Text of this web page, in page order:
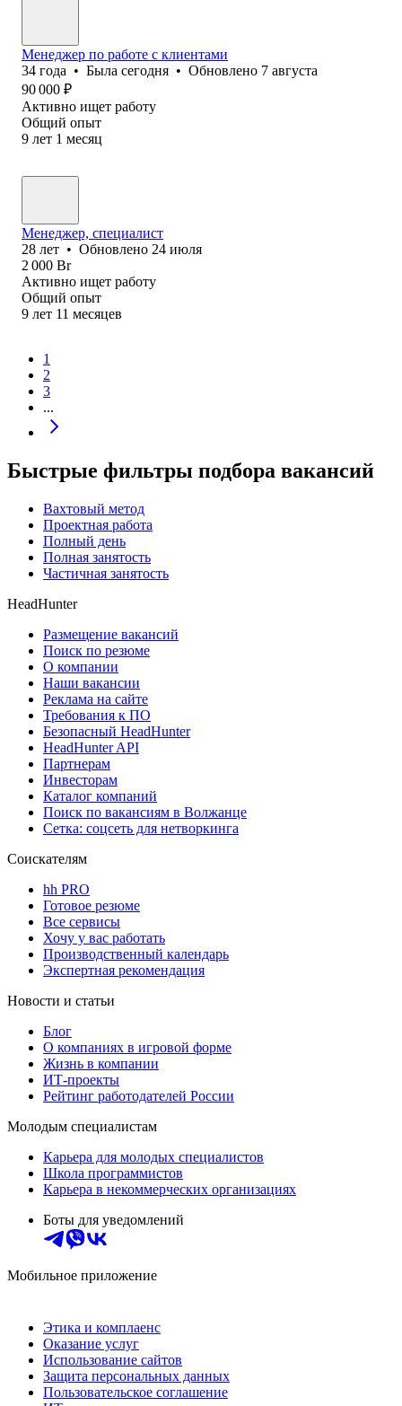
Менеджер по работе с клиентами
34 года • Была сегодня • Обновлено 7 августа
90 000 ₽
Активно ищет работу
Общий опыт
9 лет 1 месяц
Менеджер, специалист
28 лет • Обновлено 24 июля
2 000 Br
Активно ищет работу
Общий опыт
9 лет 11 месяцев
1
2
3
...
Быстрые фильтры подбора вакансий
Вахтовый метод
Проектная работа
Полный день
Полная занятость
Частичная занятость
HeadHunter
Размещение вакансий
Поиск по резюме
О компании
Наши вакансии
Реклама на сайте
Требования к ПО
Безопасный HeadHunter
HeadHunter API
Партнерам
Инвесторам
Каталог компаний
Поиск по вакансиям в Волжанце
Сетка: соцсеть для нетворкинга
Соискателям
hh PRO
Готовое резюме
Все сервисы
Хочу у вас работать
Производственный календарь
Экспертная рекомендация
Новости и статьи
Блог
О компаниях в игровой форме
Жизнь в компании
ИТ-проекты
Рейтинг работодателей России
Молодым специалистам
Карьера для молодых специалистов
Школа программистов
Карьера в некоммерческих организациях
Боты для уведомлений
Мобильное приложение
Этика и комплаенс
Оказание услуг
Использование сайтов
Защита персональных данных
Пользовательское соглашение